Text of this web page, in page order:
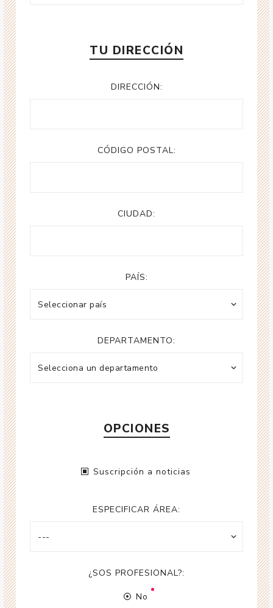
TU DIRECCIÓN
DIRECCIÓN:
CÓDIGO POSTAL:
CIUDAD:
PAÍS:
DEPARTAMENTO:
OPCIONES
Suscripción a noticias
ESPECIFICAR ÁREA:
¿SOS PROFESIONAL?:
No